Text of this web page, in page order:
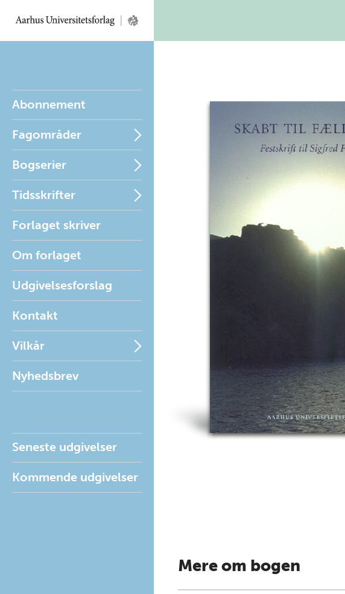
Abonnement
Fagområder
Bogserier
Tidsskrifter
Forlaget skriver
Om forlaget
Udgivelsesforslag
Kontakt
Vilkår
Nyhedsbrev
Seneste udgivelser
Kommende udgivelser
Mere om bogen